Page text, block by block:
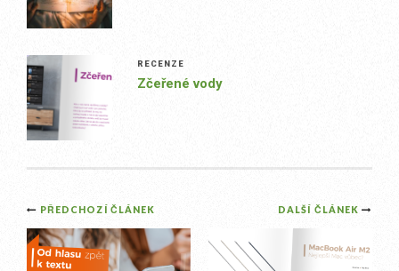
RECENZE
Zčeřené vody
Post
navigation
DALŠÍ ČLÁNEK
PŘEDCHOZÍ ČLÁNEK